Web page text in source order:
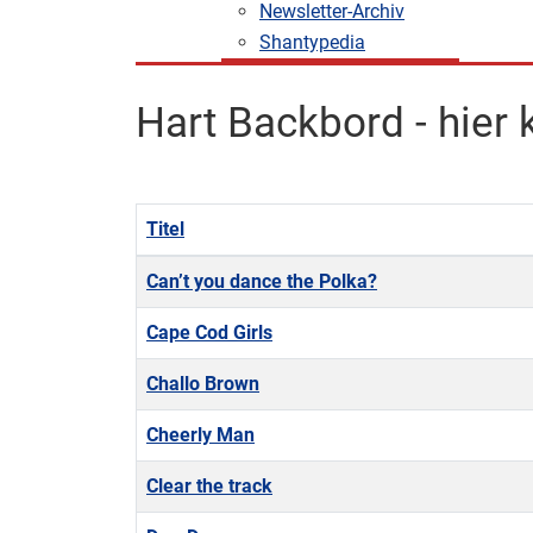
Newsletter-Archiv
Shantypedia
Hart Backbord - hier
Beiträge
Titel
Can’t you dance the Polka?
Cape Cod Girls
Challo Brown
Cheerly Man
Clear the track